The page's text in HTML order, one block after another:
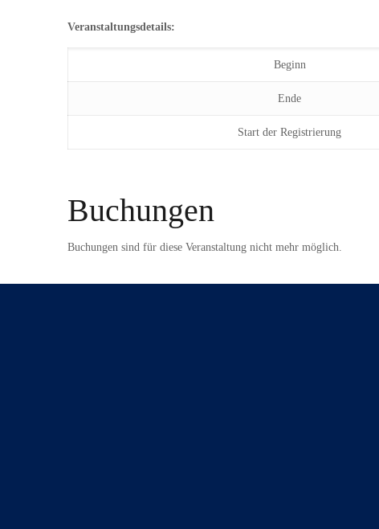
Veranstaltungsdetails:
Beginn
Ende
Start der Registrierung
Buchungen
Buchungen sind für diese Veranstaltung nicht mehr möglich.